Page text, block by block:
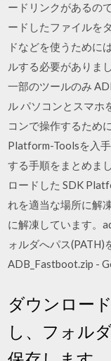
ードリンクがあるの
ードしたファイルを
ドなどを使うために
ルする必要がありま
一部のツールのみ
ル パソコンとスマホ
コンで操作するため
Platform-Toolsを入
する手順をまとめま
ロードした SDK
れを適当な場所に解
に解凍しています。
ォルダへパス(PATH)
ADB_Fastboot.zip -
ダウンロー
し、フォル